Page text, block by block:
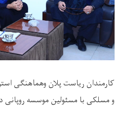
کارمندان ریاست پلان وهماهنگی
و مسلکی با مسئولین موسسه روپانی